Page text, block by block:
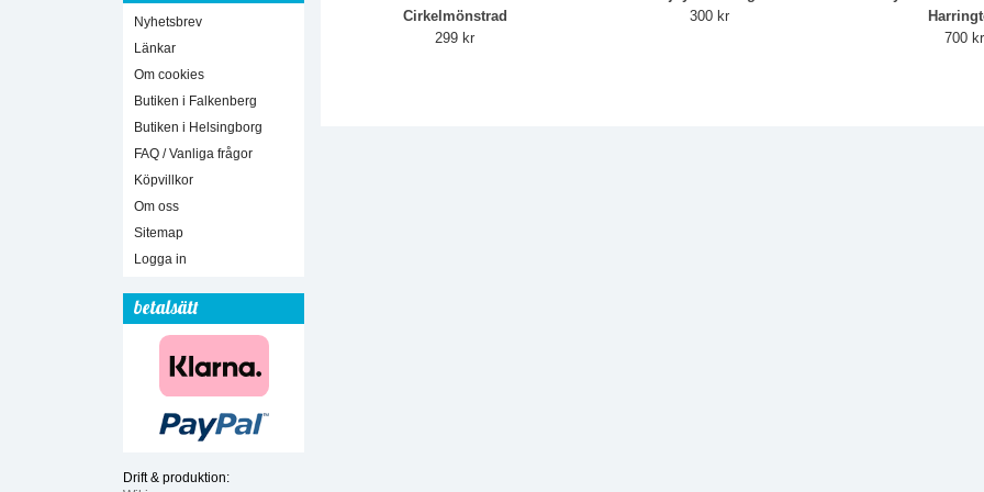
Nyhetsbrev
Länkar
Om cookies
Butiken i Falkenberg
Butiken i Helsingborg
FAQ / Vanliga frågor
Köpvillkor
Om oss
Sitemap
Logga in
betalsätt
Drift & produktion:
Cirkelmönstrad
299 kr
300 kr
700 kr